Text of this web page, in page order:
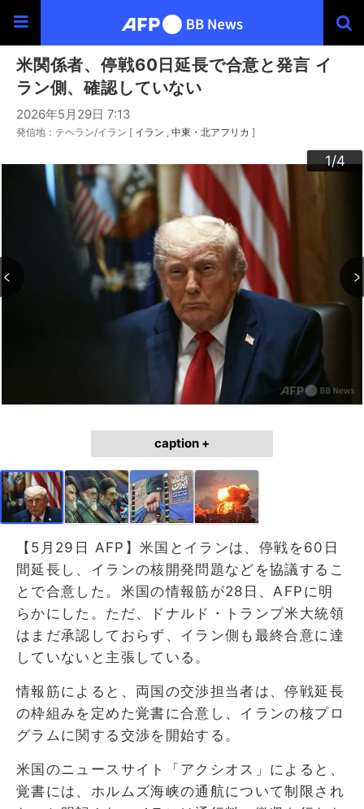
米関係者、停戦60日延長で合意と発言 イ
ラン側、確認していない
2026年5月29日 7:13
発信地：テヘラン/イラン [ イラン 中東・北アフリカ ]
1/4
2/4
3/4
4/4
caption +
【5月29日 AFP】米国とイランは、停戦を60日
間延長し、イランの核開発問題などを協議するこ
とで合意した。米国の情報筋が28日、AFPに明
らかにした。ただ、ドナルド・トランプ米大統領
はまだ承認しておらず、イラン側も最終合意に達
していないと主張している。
情報筋によると、両国の交渉担当者は、停戦延長
の枠組みを定めた覚書に合意し、イランの核プロ
グラムに関する交渉を開始する。
米国のニュースサイト「アクシオス」によると、
覚書には、ホルムズ海峡の通航について制限され